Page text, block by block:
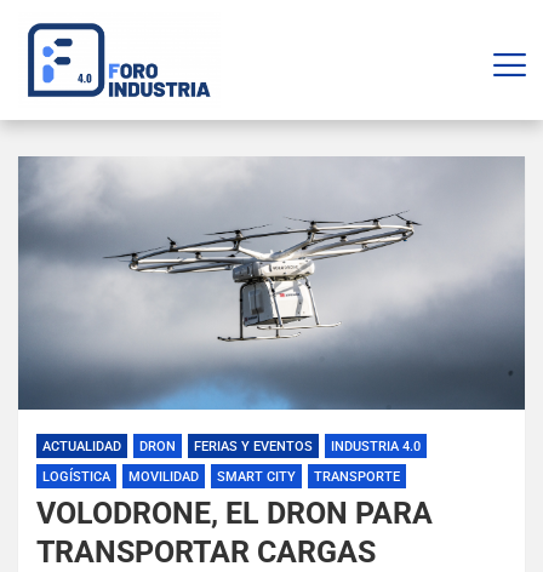
ACTUALIDAD DRON FERIAS Y EVENTOS
INDUSTRIA 4.0
LOGÍSTICA
MOVILIDAD SMART CITY TRANSPORTE
VOLODRONE, EL DRON PARA
TRANSPORTAR CARGAS